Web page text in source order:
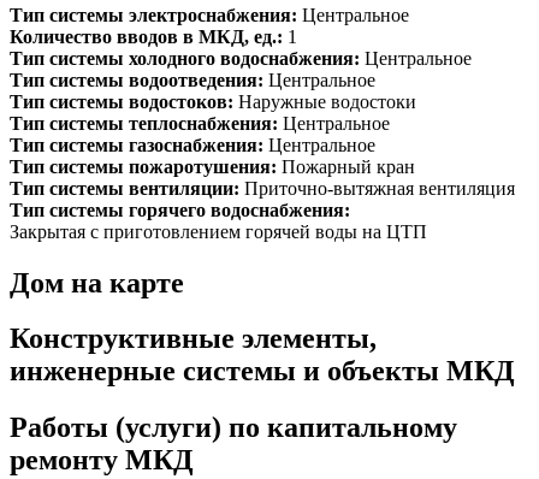
Тип системы электроснабжения: Центральное
Количество вводов в МКД, ед.: 1
Тип системы холодного водоснабжения: Центральное
Тип системы водоотведения: Центральное
Тип системы водостоков: Наружные водостоки
Тип системы теплоснабжения: Центральное
Тип системы газоснабжения: Центральное
Тип системы пожаротушения: Пожарный кран
Тип системы вентиляции: Приточно-вытяжная вентиляция
Тип системы горячего водоснабжения:
Закрытая с приготовлением горячей воды на ЦТП
Дом на карте
Конструктивные элементы,
инженерные системы и объекты МКД
Работы (услуги) по капитальному
ремонту МКД